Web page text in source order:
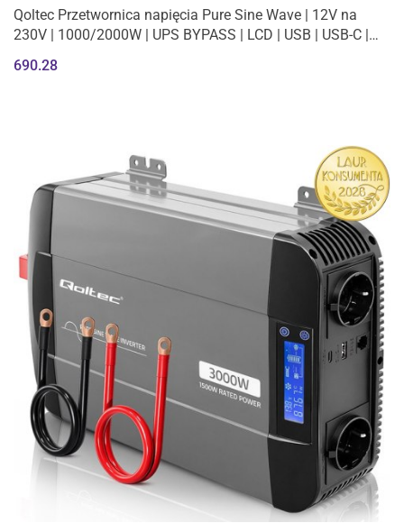
Qoltec Przetwornica napięcia Pure Sine Wave | 12V na
230V | 1000/2000W | UPS BYPASS | LCD | USB | USB-C |
690.28